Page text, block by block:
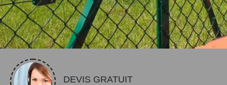
DEVIS GRATUIT